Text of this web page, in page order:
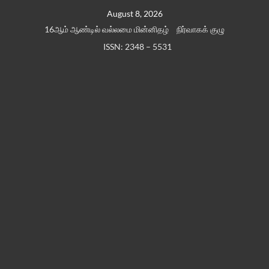
August 8, 2026
16ஆம் ஆண்டில் வல்லமை மின்னிதழ்
நிர்வாகக் குழு
ISSN: 2348 – 5531